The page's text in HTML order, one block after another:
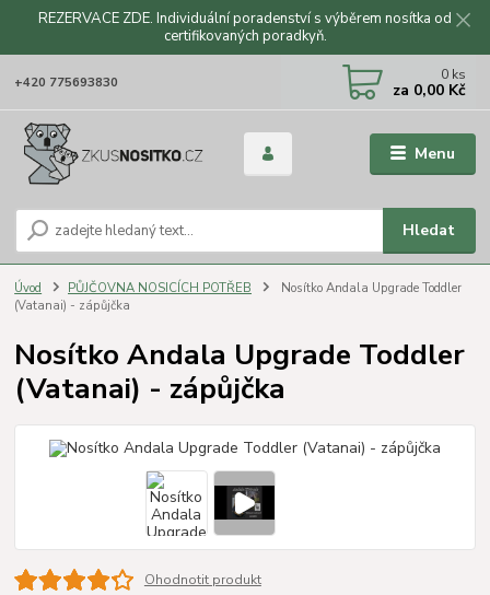
REZERVACE ZDE. Individuální poradenství s výběrem nosítka od
certifikovaných poradkyň.
Menu
Hledat
+420 775693830 0 ks
za 0,00 Kč
Úvod PŮJČOVNA NOSICÍCH POTŘEB
Nosítko Andala Upgrade Toddler
(Vatanai) - zápůjčka
Nosítko Andala Upgrade Toddler
(Vatanai) - zápůjčka
Ohodnotit produkt